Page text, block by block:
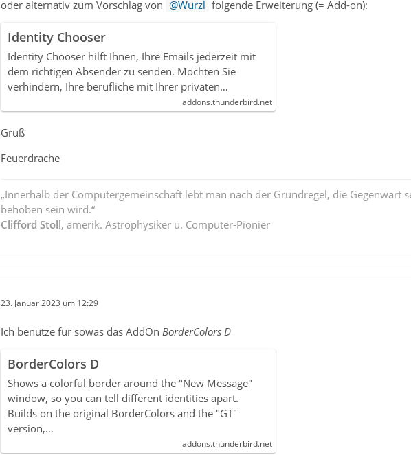
oder alternativ zum Vorschlag von
Wurzl folgende Erweiterung (= Add-on):
Identity Chooser
Identity Chooser hilft Ihnen, Ihre Emails jederzeit mit
dem richtigen Absender zu senden. Möchten Sie
verhindern, Ihre berufliche mit Ihrer privaten…
addons.thunderbird.net
Gruß
Feuerdrache
„Innerhalb der Computergemeinschaft lebt man nach der Grundregel, die Gegenwart
behoben sein wird.“
Clifford Stoll, amerik. Astrophysiker u. Computer-Pionier
23. Januar 2023 um 12:29
Ich benutze für sowas das AddOn BorderColors D
BorderColors D
Shows a colorful border around the "New Message"
window, so you can tell different identities apart.
Builds on the original BorderColors and the "GT"
version,…
addons.thunderbird.net